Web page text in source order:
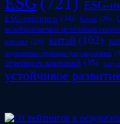
ESG-
ESG-рейтинги (34) Китай (20)
возобновляемые источники
европа (28) китай (102)
нормативно-правовое регулирование
отчетность компаний (35)
устойчивое